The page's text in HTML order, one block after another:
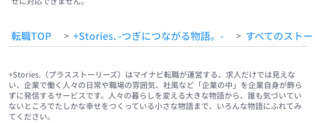
転職TOP > +Stories. -つぎにつながる物語。- > すべてのスト
+Stories.（プラスストーリーズ）はマイナビ転職が運営する、求人だけでは見えな
い、企業で働く人々の日常や職場の雰囲気、社風など「企業の中」を企業自身が飾ら
ずに発信するサービスです。人々の暮らしを変える大きな物語から、誰も気づいてい
ないところでたしかな幸せをつくっている小さな物語まで、いろんな物語にふれてみ
てください。